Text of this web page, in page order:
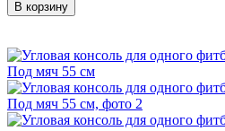
В корзину